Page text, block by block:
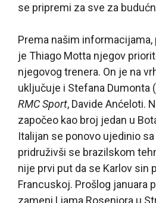
se pripremi za sve za
Prema našim informacijama,
je Thiago Motta njegov
njegovog trenera. On je na
uključuje i Stefana Dumonta
RMC Sport, Davide Anćeloti.
započeo kao broj jedan u
Italijan se ponovo ujedinio
pridruživši se brazilskom
nije prvi put da se Karlov sin
Francuskoj. Prošlog januara
zameni Liama Roseniora u